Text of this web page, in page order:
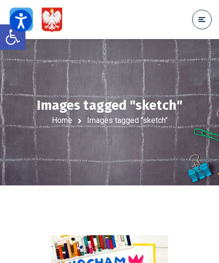
Open toolbar
Images tagged "sketch"
Home Images tagged "sketch"